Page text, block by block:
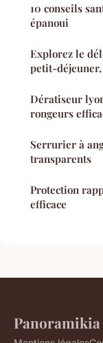
10 conseils
épanoui
Explorez le
petit-
Dératiseur
rongeurs
Serrurier à
transparents
Protection
efficace
Panoramikia